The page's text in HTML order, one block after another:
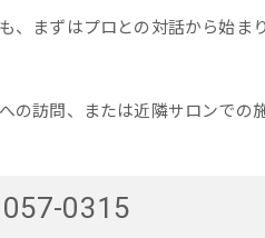
まずはプロとの対話から始ま
訪問、または近隣サロンでの
0315